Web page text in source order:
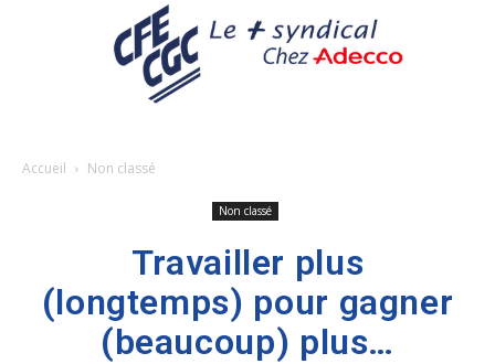
Accueil Non classé
Non classé
Travailler plus
(longtemps) pour gagner
(beaucoup) plus…